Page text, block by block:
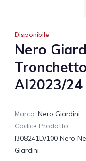
Disponibile
Nero
AI2023/24
Marca: Nero Giardini
Codice Prodotto:
I308241D/100 Nero
Giardini